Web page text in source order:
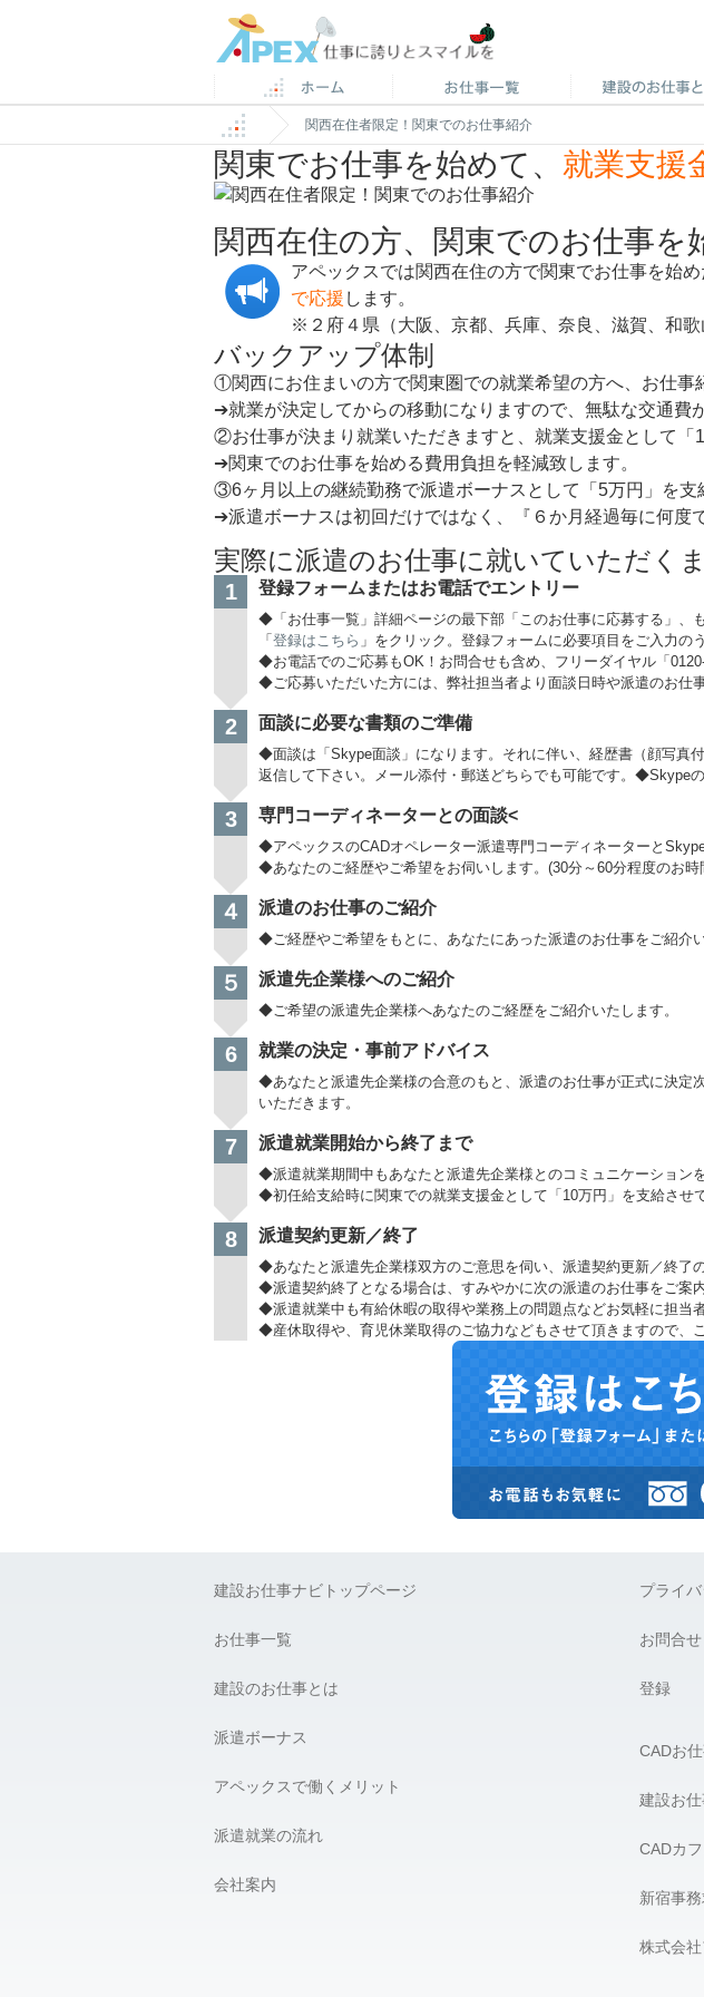
関西在住者限定！関東でのお仕事紹介
関東でお仕事を始めて、 就業支援
関西在住の方、関東でのお仕事を
アペックスでは関西在住の方で関東でお仕事を始
で応援 します。
※２府４県（大阪、京都、兵庫、奈良、滋賀、和歌
バックアップ体制
①関西にお住まいの方で関東圏での就業希望の方へ、お仕事
➔就業が決定してからの移動になりますので、無駄な交通費
②お仕事が決まり就業いただきますと、就業支援金として「
➔関東でのお仕事を始める費用負担を軽減致します。
③6ヶ月以上の継続勤務で派遣ボーナスとして「5万円」を支
➔派遣ボーナスは初回だけではなく、『６か月経過毎に何度
実際に派遣のお仕事に就いていただく
1 登録フォームまたはお電話でエントリー
◆「お仕事一覧」詳細ページの最下部「このお仕事に応募する」、
「 登録はこちら 」をクリック。登録フォームに必要項目をご入力の
◆お電話でのご応募もOK！お問合せも含め、フリーダイヤル「
◆ご応募いただいた方には、弊社担当者より面談日時や派遣のお仕
2 面談に必要な書類のご準備
◆面談は「Skype面談」になります。それに伴い、経歴書（顔写真
返信して下さい。メール添付・郵送どちらでも可能です。◆Skype
3 専門コーディネーターとの面談<
◆アペックスのCADオペレーター派遣専門コーディネーターと
◆あなたのご経歴やご希望をお伺いします。(30分～60分程度のお時
４ 派遣のお仕事のご紹介
◆ご経歴やご希望をもとに、あなたにあった派遣のお仕事をご紹介い
５ 派遣先企業様へのご紹介
◆ご希望の派遣先企業様へあなたのご経歴をご紹介いたします。
6 就業の決定・事前アドバイス
◆あなたと派遣先企業様の合意のもと、派遣のお仕事が正式に決定
いただきます。
7 派遣就業開始から終了まで
◆派遣就業期間中もあなたと派遣先企業様とのコミュニケーション
◆初任給支給時に関東での就業支援金として「10万円」を支給させ
8 派遣契約更新／終了
◆あなたと派遣先企業様双方のご意思を伺い、派遣契約更新／終了
◆派遣契約終了となる場合は、すみやかに次の派遣のお仕事をご案
◆派遣就業中も有給休暇の取得や業務上の問題点などお気軽に担当
◆産休取得や、育児休業取得のご協力などもさせて頂きますので、ご
建設お仕事ナビトップページ
お仕事一覧
建設のお仕事とは
派遣ボーナス
アペックスで働くメリット
派遣就業の流れ
会社案内
プライ
お問合せ
登録
CADお
建設お
CADカ
新宿事
株式会